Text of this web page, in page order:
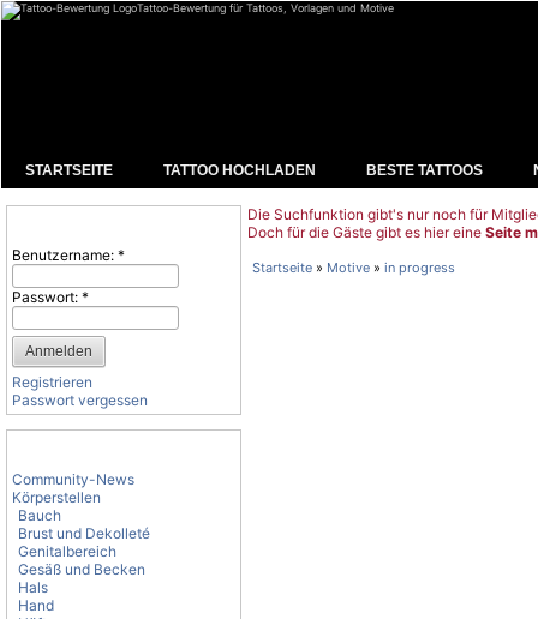
Tattoo-Bewertung für Tattoos, Vorlagen und Motive
STARTSEITE TATTOO HOCHLADEN BESTE TATTOOS
Benutzername: *
Passwort: *
Registrieren
Passwort vergessen
Community-News
Körperstellen
Bauch
Brust und Dekolleté
Genitalbereich
Gesäß und Becken
Hals
Hand
Die Suchfunktion gibt's nur noch für
Doch für die Gäste gibt es hier eine Seite
Startseite » Motive » in progress